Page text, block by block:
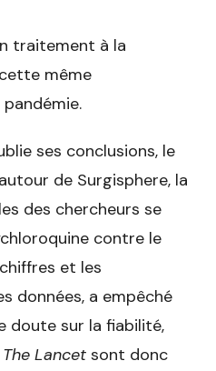
traitement à la
même
ses conclusions, le
de Surgisphere, la
des chercheurs se
contre le
et les
données, a empêché
doute sur la fiabilité,
The Lancet sont donc